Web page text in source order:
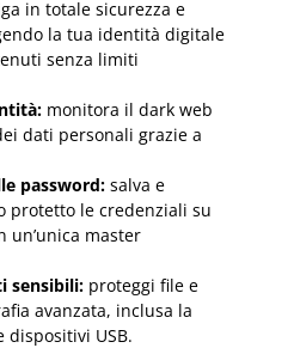
in totale sicurezza e
la tua identità digitale
senza limiti
monitora il dark web
dati personali grazie a
password: salva e
protetto le credenziali su
master
sensibili: proteggi file e
avanzata, inclusa la
USB.